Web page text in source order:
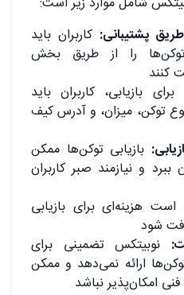
پشتیبانی: کاربران باید
توکن‌ها را از طریق بخش
کنند
برای بازیابی، کاربران باید
توکن، میزان، و آدرس کیف
بازیابی توکن‌ها ممکن
و نیازمند صبر کاربران
هزینه‌ای برای بازیابی
شود
نوبیتکس تضمینی برای
ارائه نمی‌دهد و ممکن
امکان‌پذیر نباشد